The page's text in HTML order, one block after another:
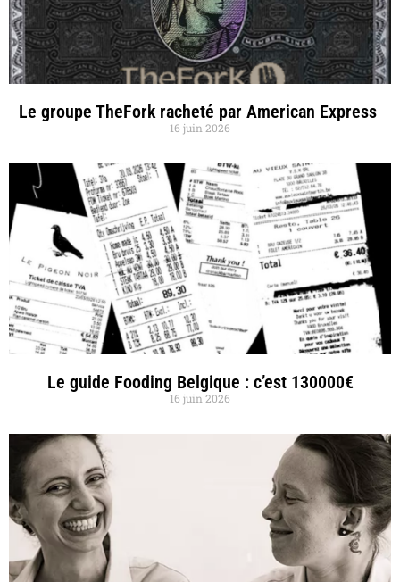
Le groupe TheFork racheté par American Express
16 juin 2026
Le guide Fooding Belgique : c’est 130000€
16 juin 2026